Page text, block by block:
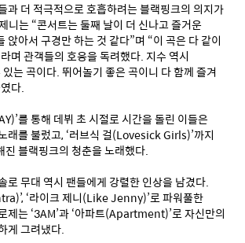
과 더 적극적으로 호흡하려는 블랙핑크의 의지가
니는 “콘서트는 둘째 날이 더 신나고 즐거운
앉아서 구경만 하는 것 같다”며 “이 곡은 다 같이
며 관객들의 호응을 독려했다. 지수 역시
는 곡이다. 뛰어놀기 좋은 곡이니 다 함께 즐겨
다.
를 통해 데뷔 초 시절로 시간을 돌린 이들은
래를 불렀고, ‘러브식 걸(Lovesick Girls)’까지
진 블랙핑크의 청춘을 노래했다.
로 무대 역시 팬들에게 강렬한 인상을 남겼다.
‘라이크 제니(Like Jenny)’로 파워풀한
제는 ‘3AM’과 ‘아파트(Apartment)’로 자신만의
게 그려냈다.